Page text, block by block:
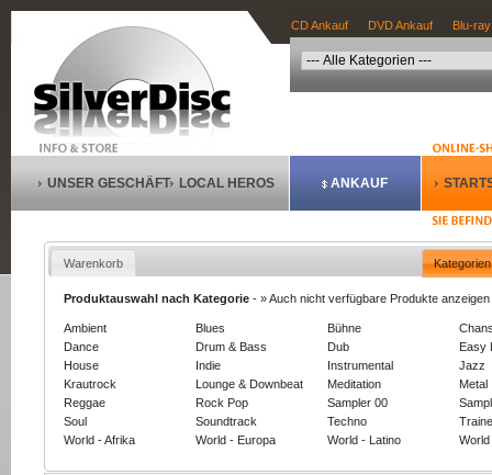
CD Ankauf DVD Ankauf Blu-
UNSER GESCHÄFT LOCAL HEROS ANKAUF
Warenkorb Kategorien
Produktauswahl nach Kategorie -» Auch nicht verfügbare Produkte anzeigen
Ambient Blues Bühne
Dance
Drum & Bass Dub
Easy
House
Indie Instrumental
Jazz
Krautrock
Lounge & Downbeat Meditation
Metal
Reggae
Rock Pop Sampler 00
Soul
Soundtrack Techno
World - Afrika
World - Europa World - Latino